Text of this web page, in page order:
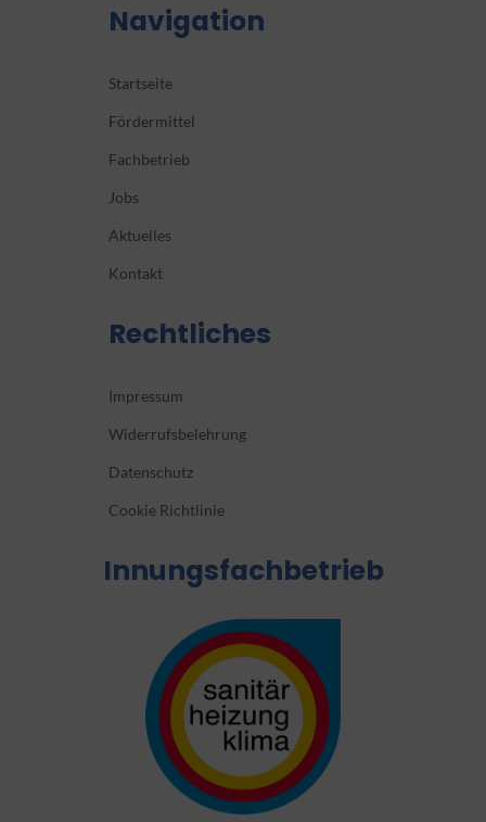
Navigation
Startseite
Fördermittel
Fachbetrieb
Jobs
Aktuelles
Kontakt
Rechtliches
Impressum
Widerrufsbelehrung
Datenschutz
Cookie Richtlinie
Innungsfachbetrieb